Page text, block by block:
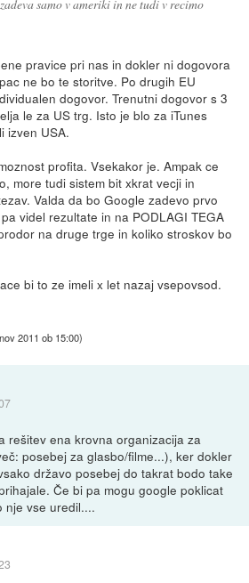
samo v ameriki in ne tudi v recimo
pravice pri nas in dokler ni dogovora
ne bo te storitve. Po drugih EU
dogovor. Trenutni dogovor s 3
le za US trg. Isto je blo za iTunes
izven USA.
profita. Vsekakor je. Ampak ce
more tudi sistem bit xkrat vecji in
Valda da bo Google zadevo prvo
videl rezultate in na PODLAGI TEGA
na druge trge in koliko stroskov bo
bi to ze imeli x let nazaj vsepovsod.
2011 ob 15:00)
rešitev ena krovna organizacija za
posebej za glasbo/filme...), ker dokler
državo posebej do takrat bodo take
Če bi pa mogu google poklicat
nje vse uredil....